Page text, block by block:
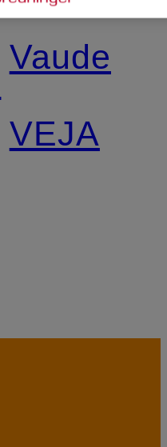
Vaude
VEJA